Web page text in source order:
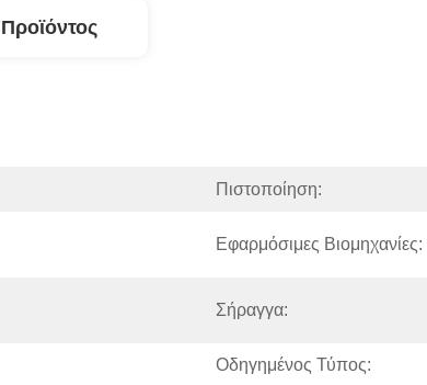
Πιστοποίηση:
Εφαρμόσιμες Βιομηχανίες:
Σήραγγα:
Οδηγημένος Τύπος: